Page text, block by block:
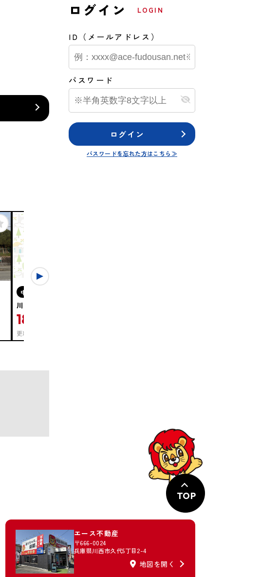
中古一戸建て
川西市西畦野２丁目
180
更新日：
ログイン LOGIN
ID（メールアドレス）
パスワード
ログイン
パスワードを忘れた方はこちら≫
TOP
エース不動産
〒666-0024
兵庫県川西市久代5丁目2-4
地図を開く